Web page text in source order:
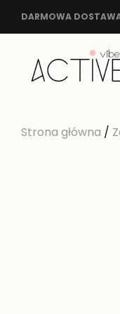
DARMOWA
Strona główna /